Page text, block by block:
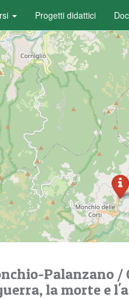
Progetti didattici
Palanzano /
la morte e